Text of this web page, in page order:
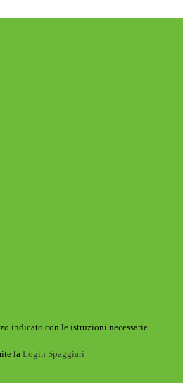
indicato con le istruzioni necessarie.
la Login Spaggiari